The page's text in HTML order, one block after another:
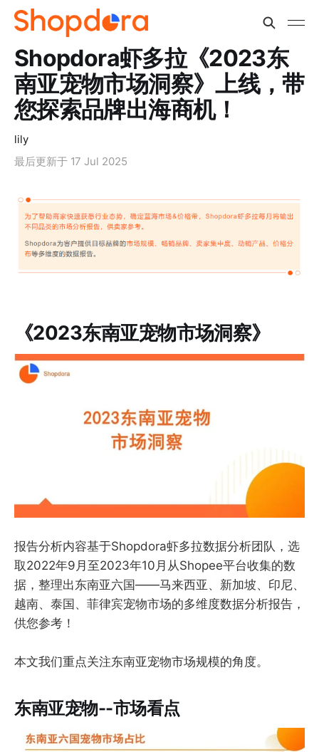
Shopdora虾多拉《2023东
南亚宠物市场洞察》上线，带
您探索品牌出海商机！
lily
最后更新于 17 Jul 2025
《2023东南亚宠物市场洞察》
报告分析内容基于Shopdora虾多拉数据分析团队，选
取2022年9月至2023年10月从Shopee平台收集的数
据，整理出东南亚六国——马来西亚、新加坡、印尼、
越南、泰国、菲律宾宠物市场的多维度数据分析报告，
供您参考！
本文我们重点关注东南亚宠物市场规模的角度。
东南亚宠物--市场看点